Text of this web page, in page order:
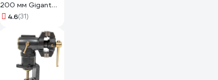
200 мм Gigant
Professional
4.6(31)